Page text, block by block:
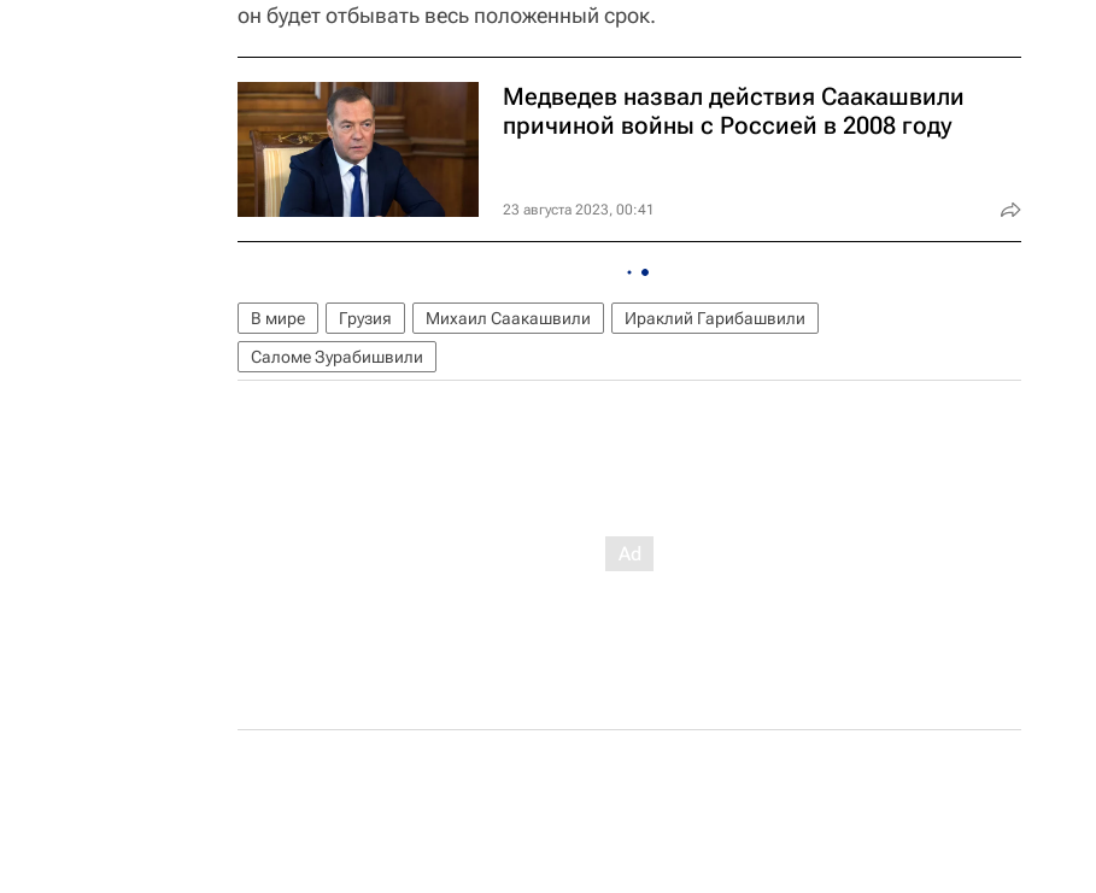
он будет отбывать весь положенный срок.
Медведев назвал действия Саакашвили
причиной войны с Россией в 2008 году
23 августа 2023, 00:41
В мире Грузия Михаил Саакашвили
Ираклий Гарибашвили
Саломе Зурабишвили